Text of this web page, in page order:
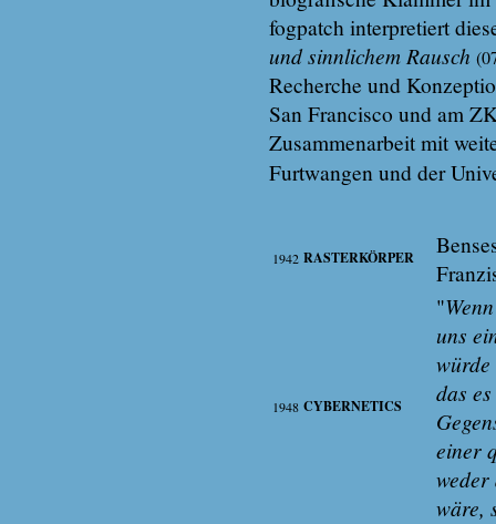
fogpatch interpretiert
und sinnlichem Rausch
Recherche und
San Francisco und am
Zusammenarbeit mit
Furtwangen und der
1942 RASTERKÖRPER
1948 CYBERNETICS
"
uns
das
einer
wäre,